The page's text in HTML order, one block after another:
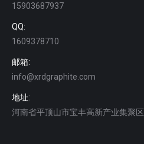
15903687937
QQ:
1609378710
邮箱:
info@xrdgraphite.com
地址:
河南省平顶山市宝丰高新产业集聚区